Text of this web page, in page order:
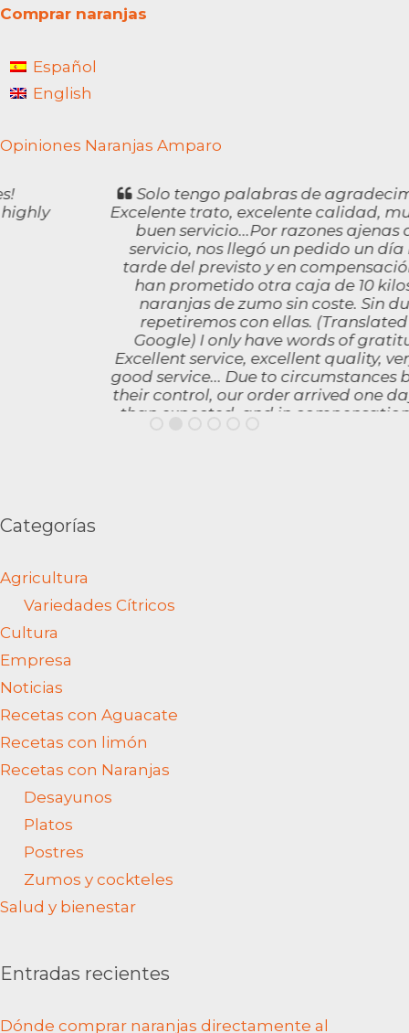
Comprar naranjas
Español
English
Opiniones Naranjas Amparo
Solo tengo palabras de agradecimiento.
Excelente trato, excelente calidad, muy, muy
buen servicio...Por razones ajenas a su
servicio, nos llegó un pedido un día más
tarde del previsto y en compensación nos
han prometido otra caja de 10 kilos de
naranjas de zumo sin coste. Sin duda
repetiremos con ellas. (Translated by
Google) I only have words of gratitude.
Excellent service, excellent quality, very, very
good service... Due to circumstances beyond
their control, our order arrived one day later
than expected, and in compensation, they
Categorías
Agricultura
Variedades Cítricos
Cultura
Empresa
Noticias
Recetas con Aguacate
Recetas con limón
Recetas con Naranjas
Postres